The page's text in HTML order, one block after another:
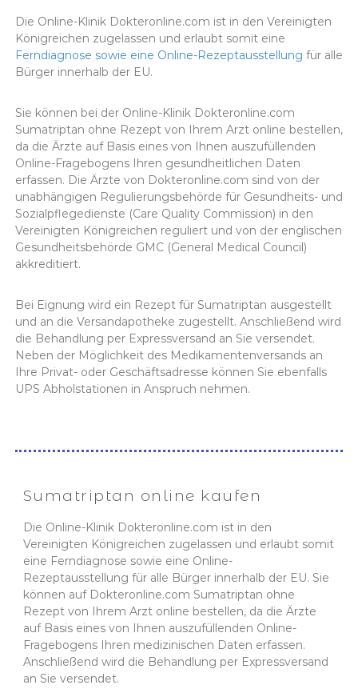
Die Online-Klinik Dokteronline.com ist in den Vereinigten
Königreichen zugelassen und erlaubt somit eine
Ferndiagnose sowie eine Online-Rezeptausstellung für alle
Bürger innerhalb der EU.
Sie können bei der Online-Klinik Dokteronline.com
Sumatriptan ohne Rezept von Ihrem Arzt online bestellen,
da die Ärzte auf Basis eines von Ihnen auszufüllenden
Online-Fragebogens Ihren gesundheitlichen Daten
erfassen. Die Ärzte von Dokteronline.com sind von der
unabhängigen Regulierungsbehörde für Gesundheits- und
Sozialpflegedienste (Care Quality Commission) in den
Vereinigten Königreichen reguliert und von der englischen
Gesundheitsbehörde GMC (General Medical Council)
akkreditiert.
Bei Eignung wird ein Rezept für Sumatriptan ausgestellt
und an die Versandapotheke zugestellt. Anschließend wird
die Behandlung per Expressversand an Sie versendet.
Neben der Möglichkeit des Medikamentenversands an
Ihre Privat- oder Geschäftsadresse können Sie ebenfalls
UPS Abholstationen in Anspruch nehmen.
Sumatriptan online kaufen
Die Online-Klinik Dokteronline.com ist in den
Vereinigten Königreichen zugelassen und erlaubt somit
eine Ferndiagnose sowie eine Online-
Rezeptausstellung für alle Bürger innerhalb der EU. Sie
können auf Dokteronline.com Sumatriptan ohne
Rezept von Ihrem Arzt online bestellen, da die Ärzte
auf Basis eines von Ihnen auszufüllenden Online-
Fragebogens Ihren medizinischen Daten erfassen.
Anschließend wird die Behandlung per Expressversand
an Sie versendet.